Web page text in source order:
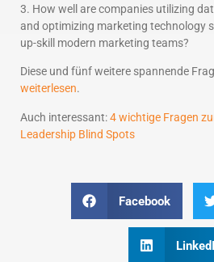
3. How well are companies utilizing
and optimizing marketing technology
up-skill modern marketing teams?
Diese und fünf weitere spannende
weiterlesen.
Auch interessant:4 wichtige Fragen
Leadership Blind Spots
Facebook